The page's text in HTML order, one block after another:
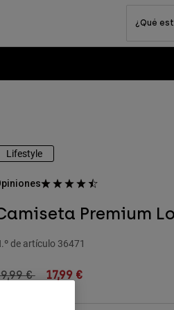
¿Qué
Lifestyle
Premium
de artículo 36471
reduced from
€to17,99 €